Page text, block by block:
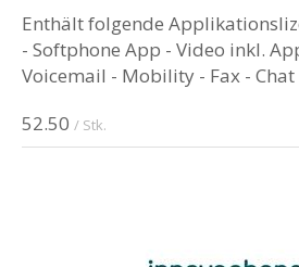
52.50 / Stk.
Enthält folgende
- Softphone App - Video inkl.
Voicemail - Mobility - Fax -